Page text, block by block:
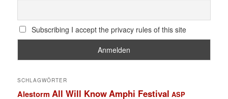
Subscribing I accept the privacy rules of this site
SCHLAGWÖRTER
Alestorm All Will KnowAmphi Festival ASP